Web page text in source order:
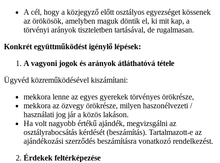
A cél, hogy a közjegyző előtt osztályos egyezséget kössenek
az örökösök, amelyben maguk döntik el, ki mit kap, a
törvényi arányok tiszteletben tartásával, de rugalmasan.​
Konkrét együttműködést igénylő lépések:
A vagyoni jogok és arányok átláthatóvá tétele
Ügyvéd közreműködésével kiszámítani:
mekkora lenne az egyes gyerekek törvényes örökrésze,
mekkora az özvegy örökrésze, milyen haszonélvezeti /
használati jog jár a közös lakáson.​
Ha volt nagyobb értékű ajándék, megvizsgálni az
osztályrabocsátás kérdését (beszámítás). Tartalmazott-e az
ajándékozási szerződés beszámításra vonatkozó rendelkezést.​
Érdekek feltérképezése